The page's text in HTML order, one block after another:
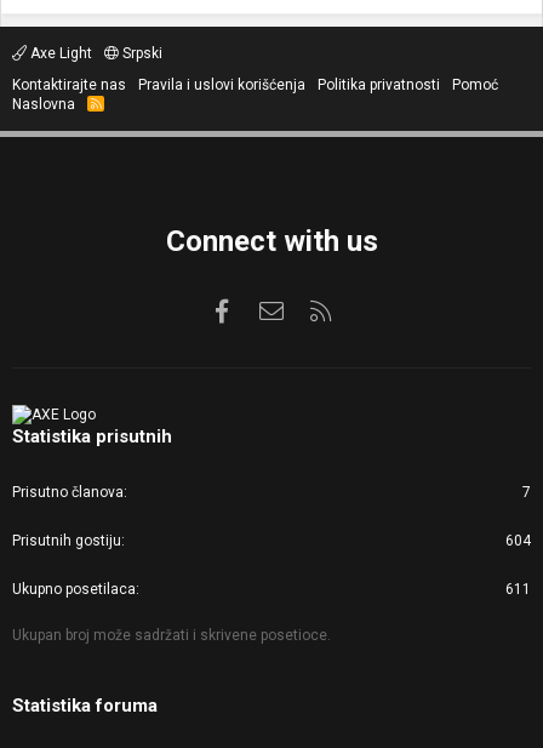
Axe Light
Srpski
Kontaktirajte nas
Pravila i uslovi korišćenja Politika privatnosti
Pomoć
Naslovna
R
S
Connect with us
FacebookKontaktirajte nas
Statistika prisutnih
Prisutno članova 7
Prisutnih gostiju 604
Ukupno posetilaca 611
Ukupan broj može sadržati i skrivene posetioce.
Statistika foruma